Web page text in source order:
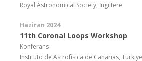
Royal Astronomical Society, İngiltere
Haziran 2024
11th Coronal Loops Workshop
Konferans
Instituto de Astrofísica de Canarias, Türkiye